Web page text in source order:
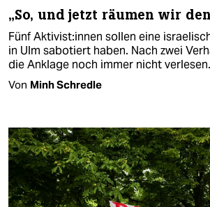
„So, und jetzt räumen wir
Fünf Ak­ti­vis­t:in­nen sollen eine
in Ulm sabotiert haben. Nach zwei
die Anklage noch immer nicht verlesen.
Von Minh Schredle